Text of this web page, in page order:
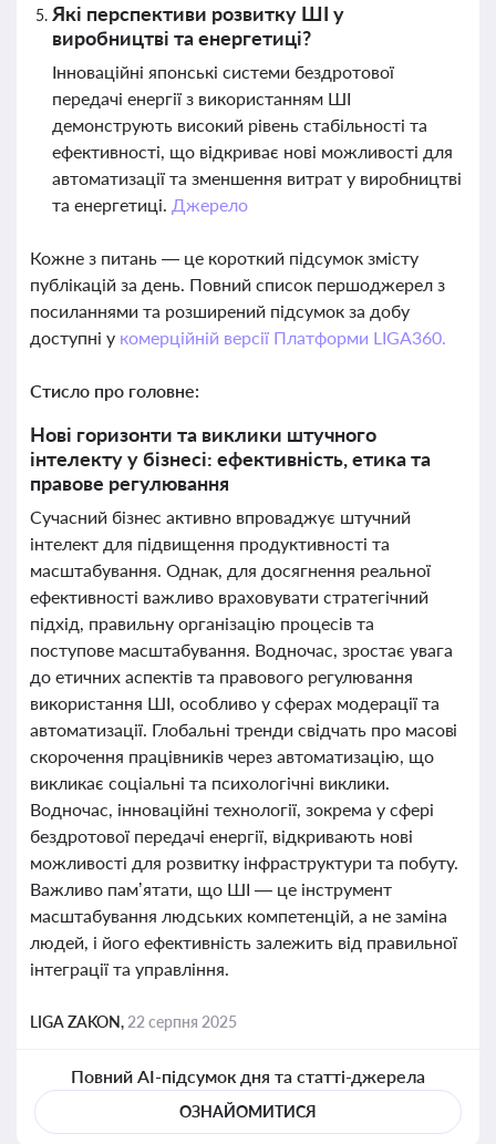
Які перспективи розвитку ШІ у
виробництві та енергетиці?
Інноваційні японські системи бездротової
передачі енергії з використанням ШІ
демонструють високий рівень стабільності та
ефективності, що відкриває нові можливості для
автоматизації та зменшення витрат у виробництві
та енергетиці. Джерело
Кожне з питань — це короткий підсумок змісту
публікацій за день. Повний список першоджерел з
посиланнями та розширений підсумок за добу
доступні у комерційній версії Платформи LIGA360.
Стисло про головне:
Нові горизонти та виклики штучного
інтелекту у бізнесі: ефективність, етика та
правове регулювання
Сучасний бізнес активно впроваджує штучний
інтелект для підвищення продуктивності та
масштабування. Однак, для досягнення реальної
ефективності важливо враховувати стратегічний
підхід, правильну організацію процесів та
поступове масштабування. Водночас, зростає увага
до етичних аспектів та правового регулювання
використання ШІ, особливо у сферах модерації та
автоматизації. Глобальні тренди свідчать про масові
скорочення працівників через автоматизацію, що
викликає соціальні та психологічні виклики.
Водночас, інноваційні технології, зокрема у сфері
бездротової передачі енергії, відкривають нові
можливості для розвитку інфраструктури та побуту.
Важливо пам’ятати, що ШІ — це інструмент
масштабування людських компетенцій, а не заміна
людей, і його ефективність залежить від правильної
інтеграції та управління.
LIGA ZAKON, 22 серпня 2025
Повний AI-підсумок дня та статті-джерела
ОЗНАЙОМИТИСЯ